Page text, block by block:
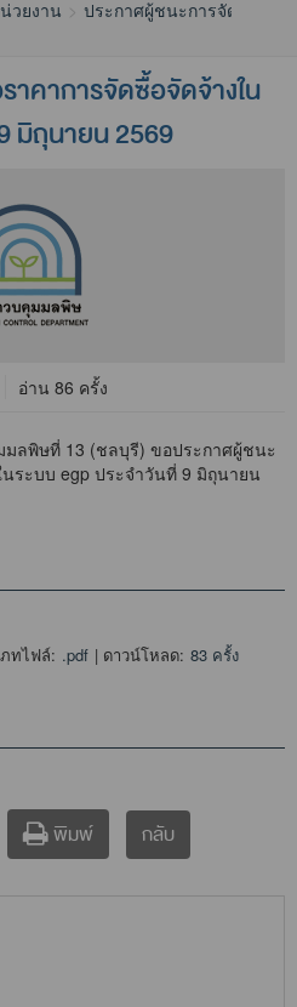
วยงาน ประกาศผู้ชนะการจัดซื้อจัดจ้
าคาการจัดซื้อจัดจ้างใน
มิถุนายน 2569
อ่าน 86 ครั้ง
ลพิษที่ 13 (ชลบุรี) ขอประกาศผู้ชนะ
ระบบ egp ประจำวันที่ 9 มิถุนายน
ภทไฟล์: .pdf | ดาวน์โหลด: 83 ครั้ง
พิมพ์ กลับ